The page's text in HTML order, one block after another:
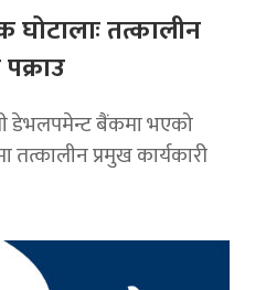
तत्कालीन
डेभलपमेन्ट बैंकमा भएको
प्रमुख कार्यकारी